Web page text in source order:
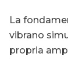
La
vibrano
propria